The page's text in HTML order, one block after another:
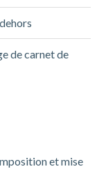
de carnet de
et mise